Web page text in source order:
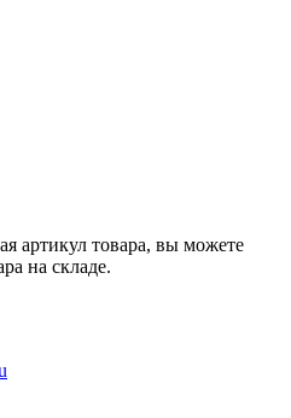
артикул товара, вы можете
на складе.